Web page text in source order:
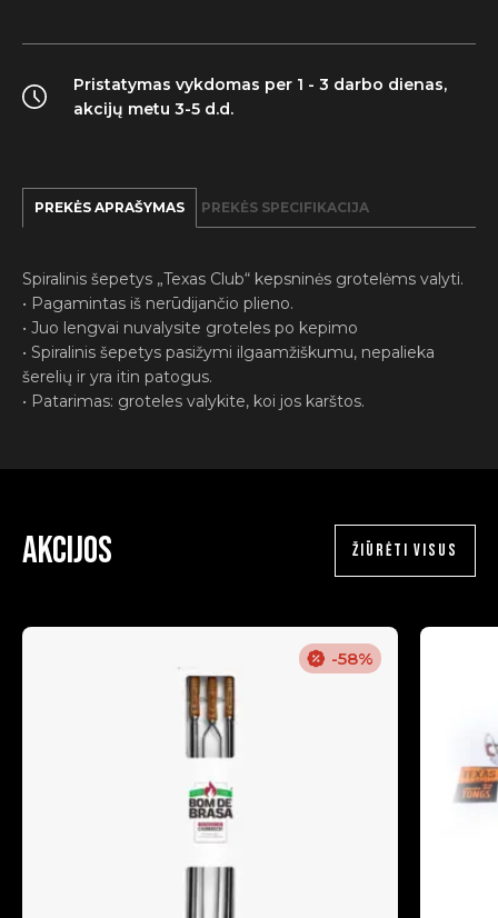
cm.
Pristatymas vykdomas per 1 - 3 darbo dienas,
akcijų metu 3-5 d.d.
PREKĖS APRAŠYMAS PREKĖS SPECIFIKACIJA
Spiralinis šepetys „Texas Club“ kepsninės grotelėms valyti.
• Pagamintas iš nerūdijančio plieno.
• Juo lengvai nuvalysite groteles po kepimo
• Spiralinis šepetys pasižymi ilgaamžiškumu, nepalieka
šerelių ir yra itin patogus.
• Patarimas: groteles valykite, koi jos karštos.
Akcijos ŽIŪRĖTI VISUS
-58%